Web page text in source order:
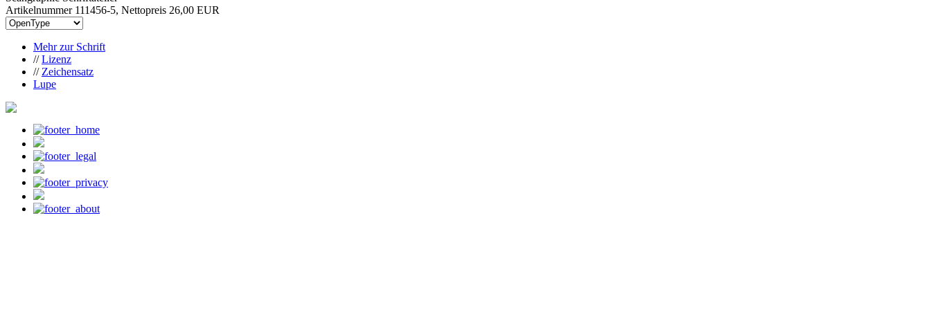
Artikelnummer 111456-5, Nettopreis 26,00 EUR
Mehr zur Schrift
//Lizenz
// Zeichensatz
Lupe